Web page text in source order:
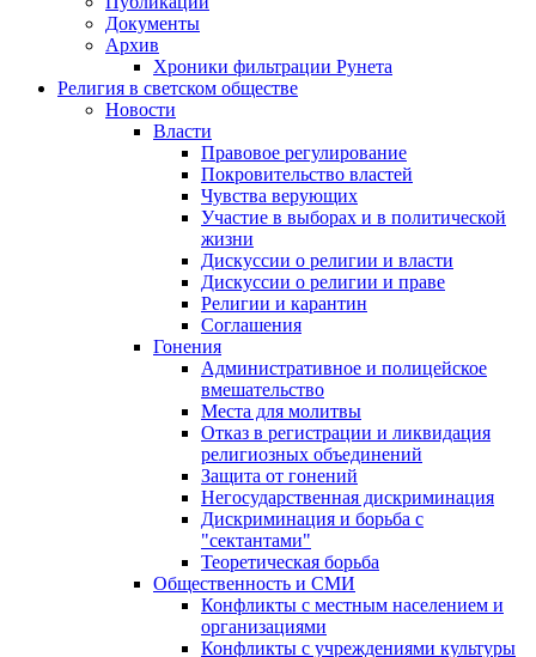
Документы
Архив
Хроники фильтрации Рунета
Религия в светском обществе
Новости
Власти
Правовое регулирование
Покровительство властей
Чувства верующих
Участие в выборах и в политической
жизни
Дискуссии о религии и власти
Дискуссии о религии и праве
Религии и карантин
Соглашения
Гонения
Административное и полицейское
вмешательство
Места для молитвы
Отказ в регистрации и ликвидация
религиозных объединений
Защита от гонений
Негосударственная дискриминация
Дискриминация и борьба с
"сектантами"
Теоретическая борьба
Общественность и СМИ
Конфликты с местным населением и
организациями
Конфликты с учреждениями культуры